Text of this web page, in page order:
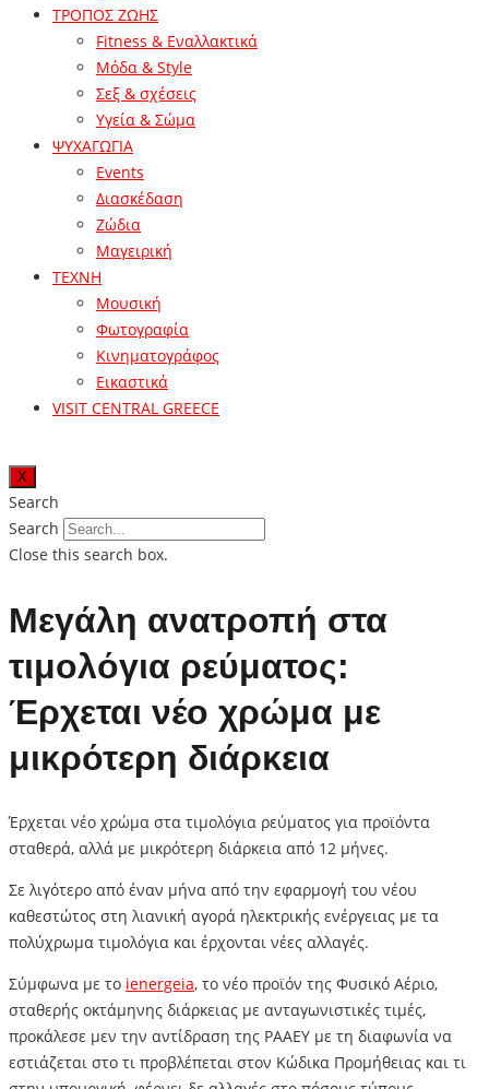
ΤΡΟΠΟΣ ΖΩΗΣ
Fitness & Εναλλακτικά
Μόδα & Style
Σεξ & σχέσεις
Υγεία & Σώμα
ΨΥΧΑΓΩΓΙΑ
Events
Διασκέδαση
Ζώδια
Μαγειρική
ΤΕΧΝΗ
Μουσική
Φωτογραφία
Κινηματογράφος
Εικαστικά
VISIT CENTRAL GREECE
X
Search
Search
Close this search box.
Μεγάλη ανατροπή στα
τιμολόγια ρεύματος:
Έρχεται νέο χρώμα με
μικρότερη διάρκεια
Έρχεται νέο χρώμα στα τιμολόγια ρεύματος για προϊόντα
σταθερά, αλλά με μικρότερη διάρκεια από 12 μήνες.
Σε λιγότερο από έναν μήνα από την εφαρμογή του νέου
καθεστώτος στη λιανική αγορά ηλεκτρικής ενέργειας με τα
πολύχρωμα τιμολόγια και έρχονται νέες αλλαγές.
Σύμφωνα με το ienergeia, το νέο προϊόν της Φυσικό Αέριο,
σταθερής οκτάμηνης διάρκειας με ανταγωνιστικές τιμές,
προκάλεσε μεν την αντίδραση της ΡΑΑΕΥ με τη διαφωνία να
εστιάζεται στο τι προβλέπεται στον Κώδικα Προμήθειας και τι